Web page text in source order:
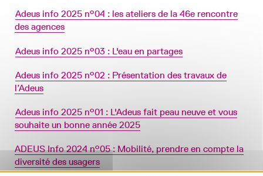
Adeus info 2025 n°04 : les ateliers de la 46e rencontre
des agences
Adeus info 2025 n°03 : L'eau en partages
Adeus info 2025 n°02 : Présentation des travaux de
l’Adeus
Adeus info 2025 n°01 : L'Adeus fait peau neuve et vous
souhaite un bonne année 2025
-ADEUS Info 2024 n°05 : Mobilité, prendre en compte la
diversité des usagers